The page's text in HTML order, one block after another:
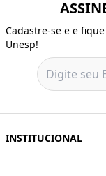
Cadastre-se e e
Unesp!
INSTITUCIONAL